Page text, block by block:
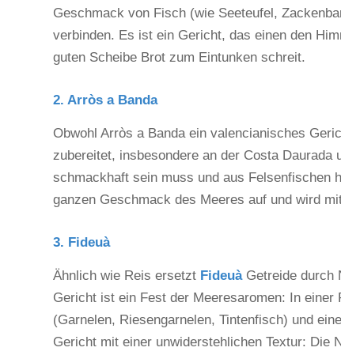
Geschmack von Fisch (wie Seeteufel,
verbinden. Es ist ein Gericht, das einen den
guten Scheibe Brot zum Eintunken schreit.
2. Arròs a Banda
Obwohl Arròs a Banda ein valencianisches
zubereitet, insbesondere an der Costa
schmackhaft sein muss und aus Felsenfischen
ganzen Geschmack des Meeres auf und wird
3. Fideuà
Ähnlich wie Reis ersetzt FideuàGetreide durch
Gericht ist ein Fest der Meeresaromen: In
(Garnelen, Riesengarnelen, Tintenfisch) und
Gericht mit einer unwiderstehlichen Textur: Die